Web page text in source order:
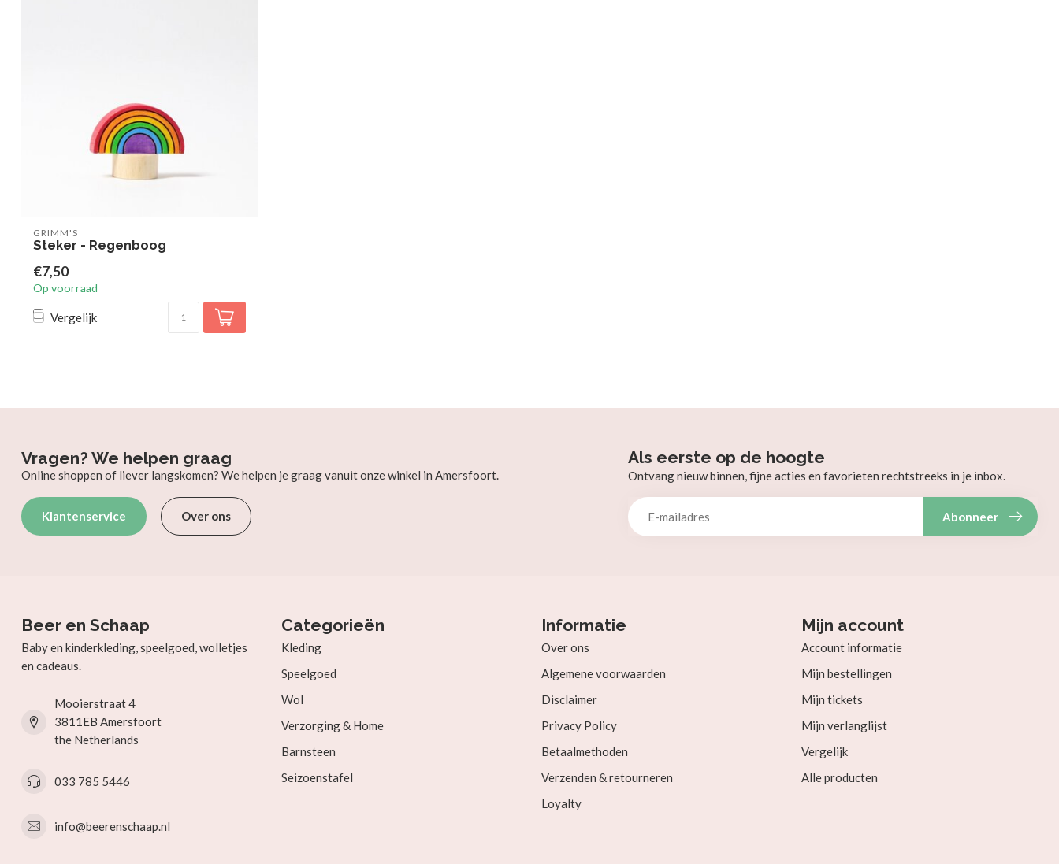
GRIMM'S
Steker - Regenboog
€7,50
Op voorraad
Vergelijk
Vragen? We helpen graag
Online shoppen of liever langskomen? We helpen je graag vanuit onze winkel in Amersfoort.
Klantenservice Over ons
Als eerste op de hoogte
Ontvang nieuw binnen, fijne acties en favorieten rechtstreeks in je inbox.
Abonneer
Beer en Schaap
Baby en kinderkleding, speelgoed, wolletjes
en cadeaus.
Mooierstraat 4
3811EB Amersfoort
the Netherlands
033 785 5446
info@beerenschaap.nl
Categorieën
Kleding
Speelgoed
Wol
Verzorging & Home
Barnsteen
Seizoenstafel
Informatie
Over ons
Algemene voorwaarden
Disclaimer
Privacy Policy
Betaalmethoden
Verzenden & retourneren
Loyalty
Mijn account
Account informatie
Mijn bestellingen
Mijn tickets
Mijn verlanglijst
Vergelijk
Alle producten